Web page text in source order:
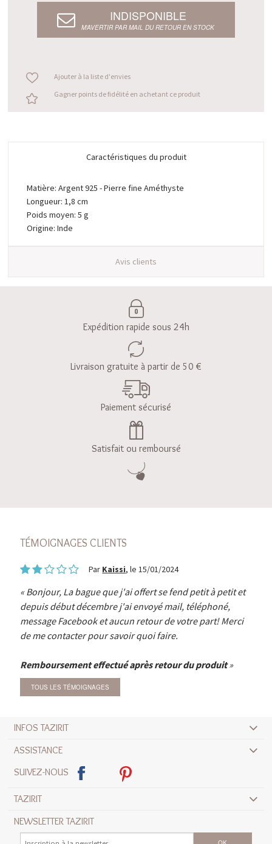
INDISPONIBLE
M’AVERTIR PAR MAIL DU RETOUR EN STOCK
Ajouter à la liste d'envies
Gagner points de fidélité en achetant ce produit
Caractéristiques du produit
Matière: Argent 925 - Pierre fine Améthyste
Longueur: 1,8 cm
Poids moyen: 5 g
Origine: Inde
Avis clients
Expédition rapide sous 24h
Livraison gratuite à partir de 50 €
Paiement sécurisé
Satisfait ou remboursé
TÉMOIGNAGES CLIENTS
Par Kaissi, le 15/01/2024
Bonjour, La bague que j'ai offert se fend petit à petit et
depuis début décembre j'ai envoyé mail, téléphoné,
message Facebook et aucun retour de votre part! Merci
de me contacter pour savoir quoi faire.
Remboursement effectué après retour du produit
TOUS LES TÉMOIGNAGES
INFOS TAZIRIT
ASSISTANCE
SUIVEZ-NOUS
TAZIRIT
NEWSLETTER TAZIRIT